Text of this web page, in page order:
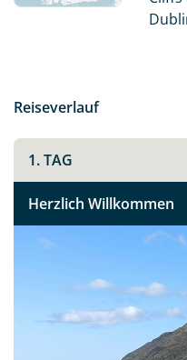
Atlantic Way, und
Reiseverlauf
1. TAG
Herzlich Willkommen